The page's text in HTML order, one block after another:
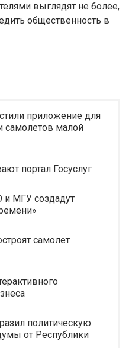
выглядят не более,
общественность в
приложение для
самолетов малой
портал Госуслуг
МГУ создадут
самолет
политическую
от Республики